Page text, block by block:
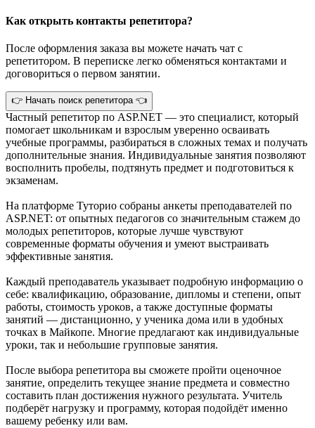
Как открыть контакты репетитора?
После оформления заказа вы можете начать чат с
репетитором. В переписке легко обменяться контактами и
договориться о первом занятии.
👉 Начать поиск репетитора 👈
Частный репетитор по ASP.NET — это специалист, который
помогает школьникам и взрослым уверенно осваивать
учебные программы, разбираться в сложных темах и получать
дополнительные знания. Индивидуальные занятия позволяют
восполнить пробелы, подтянуть предмет и подготовиться к
экзаменам.
На платформе Туторио собраны анкеты преподавателей по
ASP.NET: от опытных педагогов со значительным стажем до
молодых репетиторов, которые лучше чувствуют
современные форматы обучения и умеют выстраивать
эффективные занятия.
Каждый преподаватель указывает подробную информацию о
себе: квалификацию, образование, дипломы и степени, опыт
работы, стоимость уроков, а также доступные форматы
занятий — дистанционно, у ученика дома или в удобных
точках в Майкопе. Многие предлагают как индивидуальные
уроки, так и небольшие групповые занятия.
После выбора репетитора вы сможете пройти оценочное
занятие, определить текущее знание предмета и совместно
составить план достижения нужного результата. Учитель
подберёт нагрузку и программу, которая подойдёт именно
вашему ребенку или вам.